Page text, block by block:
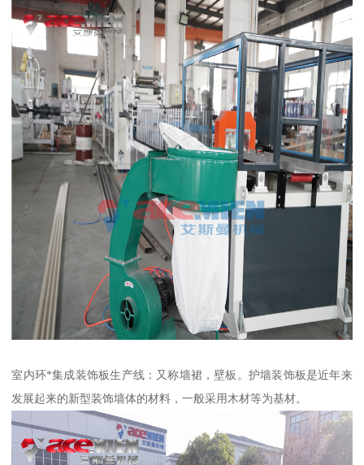
室内环*集成装饰板生产线：又称墙裙，壁板。护墙装饰板是近年来
发展起来的新型装饰墙体的材料，一般采用木材等为基材。